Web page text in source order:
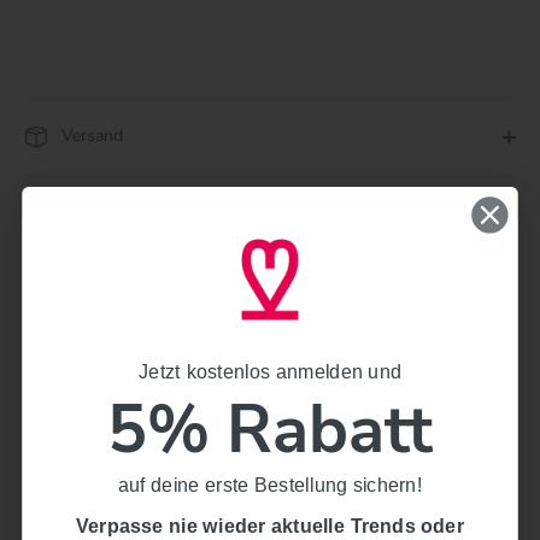
Versand
Jetzt kostenlos anmelden und
5% Rabatt
Rabattaktionen.
Jetzt kostenlos anmelden und
5% Rabatt
auf deine erste Bestellung sichern!
Verpasse nie wieder aktuelle Trends oder